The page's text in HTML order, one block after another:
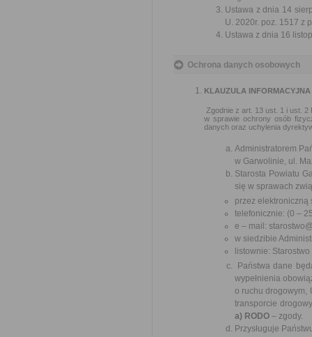
Ustawa z dnia 14
U. 2020r. poz. 1517 z
Ustawa z dnia 16
Ochrona danych osobowych
KLAUZULA INFORMACYJNA
Zgodnie z art. 13 ust. 1 i ust.
w sprawie ochrony osób
danych oraz uchylenia
Administratorem
w Garwolinie, ul.
Starosta Powiatu
się w sprawach
przez elektroniczną
telefonicznie: (0 –
e – mail:
w siedzibie
listownie:
Państwa dane
wypełnienia
o ruchu drogowym,
transporcie
a) RODO – zgody.
Przysługuje